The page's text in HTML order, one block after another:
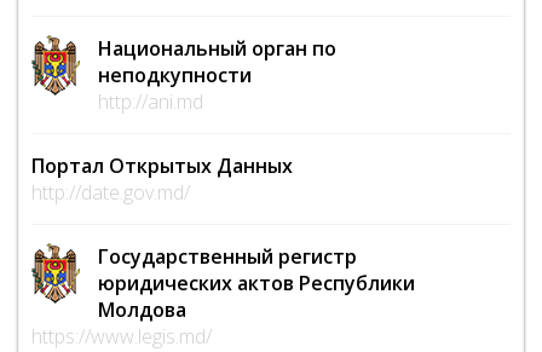
Национальный орган по
неподкупности
http://ani.md
Портал Открытых Данных
http://date.gov.md/
Государственный регистр
юридических актов Республики
Молдова
https://www.legis.md/